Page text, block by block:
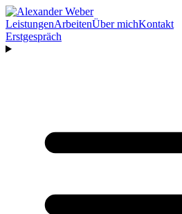
LeistungenArbeitenÜber michKontakt
Erstgespräch